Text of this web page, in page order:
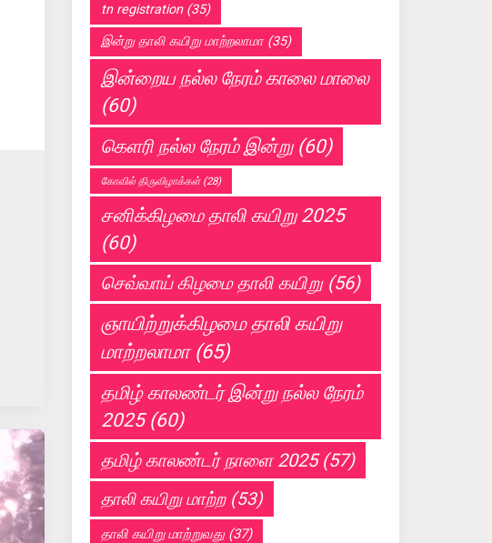
tn registration(35)
இன்று தாலி கயிறு மாற்றலாமா(35)
இன்றைய நல்ல நேரம் காலை மாலை
(60)
கெளரி நல்ல நேரம் இன்று(60)
கோவில் திருவிழாக்கள்(28)
சனிக்கிழமை தாலி கயிறு 2025
(60)
செவ்வாய் கிழமை தாலி கயிறு(56)
ஞாயிற்றுக்கிழமை தாலி கயிறு
மாற்றலாமா(65)
தமிழ் காலண்டர் இன்று நல்ல நேரம்
2025(60)
தமிழ் காலண்டர் நாளை 2025(57)
தாலி கயிறு மாற்ற(53)
தாலி கயிறு மாற்றுவது(37)